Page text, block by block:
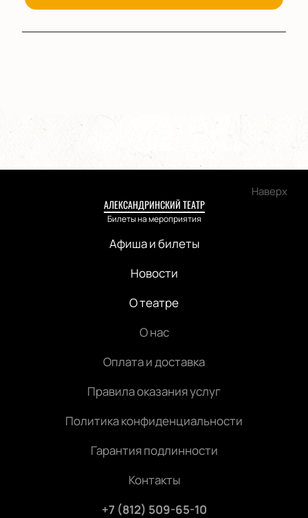
Наверх
АЛЕКСАНДРИНСКИЙ ТЕАТР
Билеты на мероприятия
Афиша и билеты
Новости
О театре
О нас
Оплата и доставка
Правила оказания услуг
Политика конфиденциальности
Гарантия подлинности
Контакты
+7 (812) 509-65-10